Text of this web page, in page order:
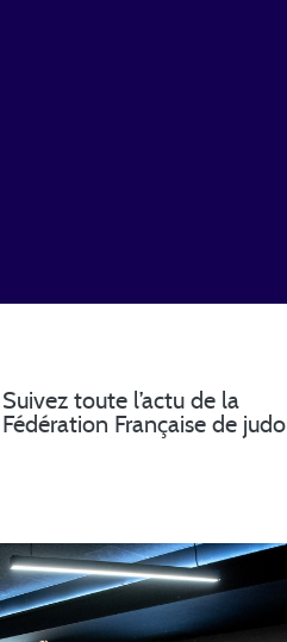
Suivez toute l’actu de la
Fédération Française de judo